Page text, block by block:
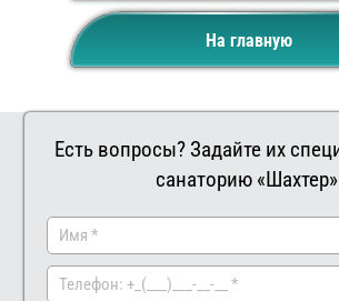
На главную
Есть вопросы? Задайте их
санаторию